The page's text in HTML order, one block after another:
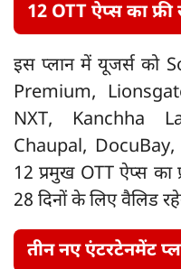
12 OTT ऐप्स का फ्री
इस प्लान में यूजर्स को
Premium,
NXT, Kanchha
Chaupal,
12 प्रमुख OTT ऐप्स का
28 दिनों के लिए वैलिड
तीन नए एंटरटेनमेंट